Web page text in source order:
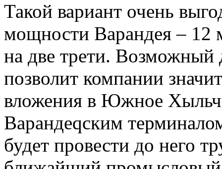
Такой вариант очень
мощности Варандея – 12
на две трети.
позволит компании
вложения в Южное
Варандеqским
будет провести до него